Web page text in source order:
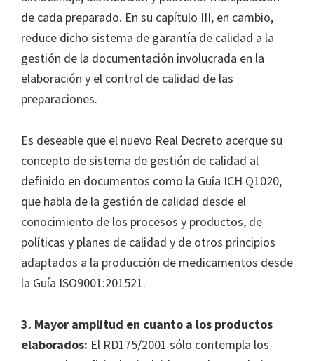
de cada preparado. En su capítulo III, en cambio,
reduce dicho sistema de garantía de calidad a la
gestión de la documentación involucrada en la
elaboración y el control de calidad de las
preparaciones.
Es deseable que el nuevo Real Decreto acerque su
concepto de sistema de gestión de calidad al
definido en documentos como la Guía ICH Q1020,
que habla de la gestión de calidad desde el
conocimiento de los procesos y productos, de
políticas y planes de calidad y de otros principios
adaptados a la producción de medicamentos desde
la Guía ISO9001:201521.
3. Mayor amplitud en cuanto a los productos
elaborados: El RD175/2001 sólo contempla los